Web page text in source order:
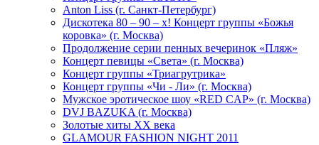
Anton Liss (г. Санкт-Петербург)
Дискотека 80 – 90 – х! Концерт группы «Божья
коровка» (г. Москва)
Продолжение серии пенных вечеринок «Пляж»
Концерт певицы «Света» (г. Москва)
Концерт группы «Триагрутрика»
Концерт группы «Чи - Ли» (г. Москва)
Мужское эротическое шоу «RED CAP» (г. Москва)
DVJ BAZUKA (г. Москва)
Золотые хиты XX века
GLAMOUR FASHION NIGHT 2011